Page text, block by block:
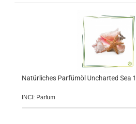
Natürliches Parfümöl Uncharted Sea 1 l
INCI: Parfum